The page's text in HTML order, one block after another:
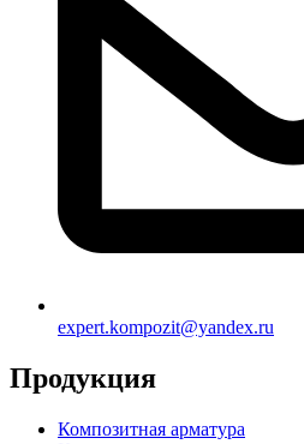
expert.kompozit@yandex.ru
Продукция
Композитная арматура